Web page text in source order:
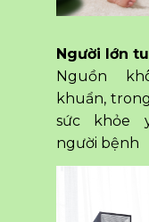
Người lớn
Nguồn
khuẩn,
sức khỏe
người bệnh